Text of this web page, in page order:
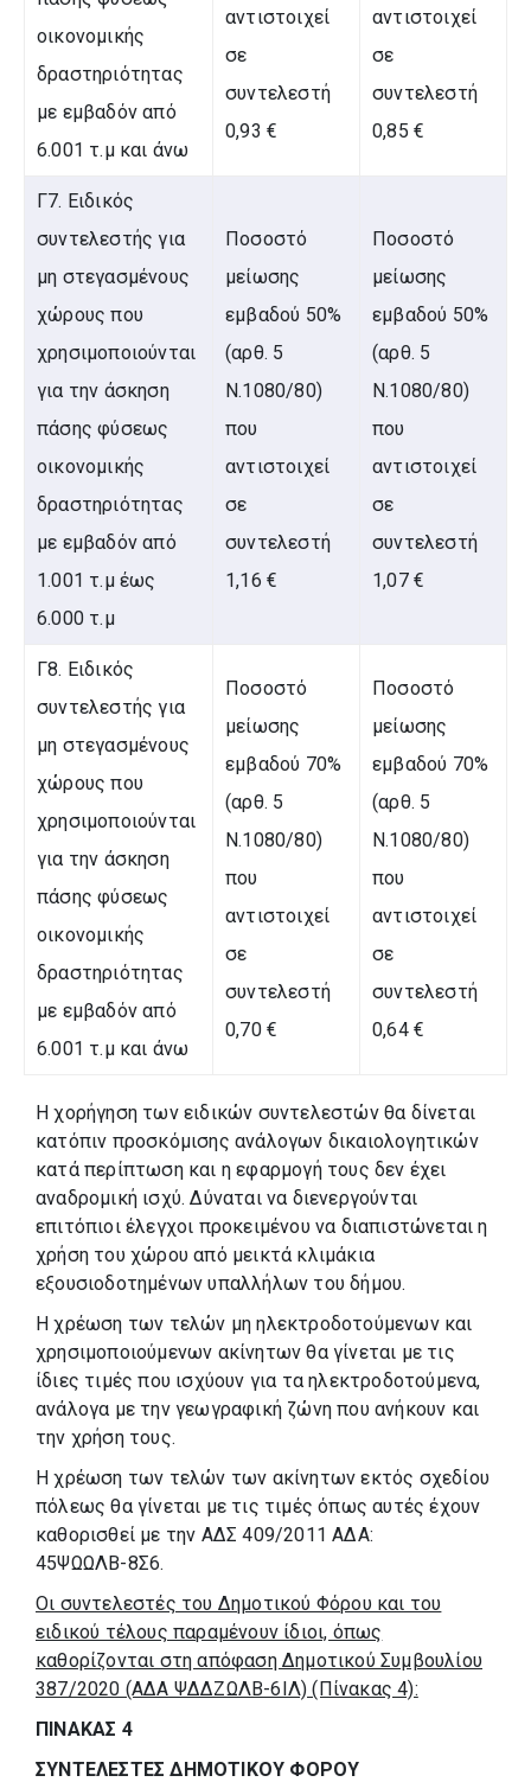
οικονομικής
δραστηριότητας
με εμβαδόν από
6.001 τ.μ και άνω
αντιστοιχεί
σε
συντελεστή
0,93 €
αντιστοιχεί
σε
συντελεστή
0,85 €
Γ7. Ειδικός
συντελεστής για
μη στεγασμένους
χώρους που
χρησιμοποιούνται
για την άσκηση
πάσης φύσεως
οικονομικής
δραστηριότητας
με εμβαδόν από
1.001 τ.μ έως
6.000 τ.μ
Ποσοστό
μείωσης
εμβαδού 50%
(αρθ. 5
Ν.1080/80)
που
αντιστοιχεί
σε
συντελεστή
1,16 €
Ποσοστό
μείωσης
εμβαδού 50%
(αρθ. 5
Ν.1080/80)
που
αντιστοιχεί
σε
συντελεστή
1,07 €
Γ8. Ειδικός
συντελεστής για
μη στεγασμένους
χώρους που
χρησιμοποιούνται
για την άσκηση
πάσης φύσεως
οικονομικής
δραστηριότητας
με εμβαδόν από
6.001 τ.μ και άνω
Ποσοστό
μείωσης
εμβαδού 70%
(αρθ. 5
Ν.1080/80)
που
αντιστοιχεί
σε
συντελεστή
0,70 €
Ποσοστό
μείωσης
εμβαδού 70%
(αρθ. 5
Ν.1080/80)
που
αντιστοιχεί
σε
συντελεστή
0,64 €
Η χορήγηση των ειδικών συντελεστών θα δίνεται
κατόπιν προσκόμισης ανάλογων δικαιολογητικών
κατά περίπτωση και η εφαρμογή τους δεν έχει
αναδρομική ισχύ. Δύναται να διενεργούνται
επιτόπιοι έλεγχοι προκειμένου να διαπιστώνεται η
χρήση του χώρου από μεικτά κλιμάκια
εξουσιοδοτημένων υπαλλήλων του δήμου.
Η χρέωση των τελών µη ηλεκτροδοτούμενων και
χρησιμοποιούμενων ακίνητων θα γίνεται µε τις
ίδιες τιμές που ισχύουν για τα ηλεκτροδοτούμενα,
ανάλογα µε την γεωγραφική ζώνη που ανήκουν και
την χρήση τους.
Η χρέωση των τελών των ακίνητων εκτός σχεδίου
πόλεως θα γίνεται µε τις τιμές όπως αυτές έχουν
καθορισθεί με την ΑΔΣ 409/2011 ΑΔΑ:
45ΨΩΩΛΒ-8Σ6.
Οι συντελεστές του Δημοτικού Φόρου και του
ειδικού τέλους παραμένουν ίδιοι, όπως
καθορίζονται στη απόφαση Δημοτικού Συμβουλίου
387/2020 (ΑΔΑ ΨΔΔΖΩΛΒ-6ΙΛ) (Πίνακας 4):
ΠΙΝΑΚΑΣ 4
ΣΥΝΤΕΛΕΣΤΕΣ ΔΗΜΟΤΙΚΟΥ ΦΟΡΟΥ